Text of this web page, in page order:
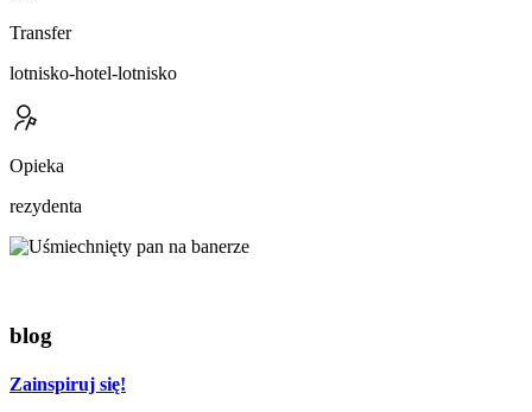
Transfer
lotnisko-hotel-lotnisko
Opieka
rezydenta
blog
Zainspiruj się!